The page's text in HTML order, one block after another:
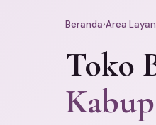
Beranda›Area
Toko